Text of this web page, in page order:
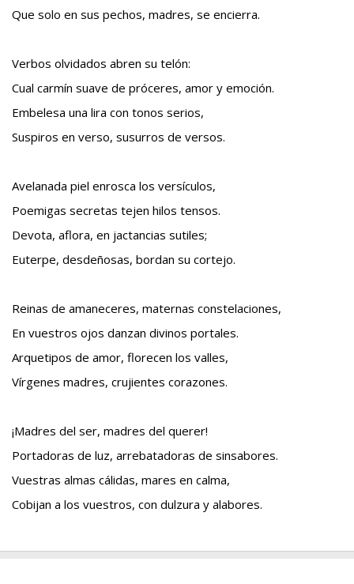
Que solo en sus pechos, madres, se encierra.
Verbos olvidados abren su telón:
Cual carmín suave de próceres, amor y emoción.
Embelesa una lira con tonos serios,
Suspiros en verso, susurros de versos.
Avelanada piel enrosca los versículos,
Poemigas secretas tejen hilos tensos.
Devota, aflora, en jactancias sutiles;
Euterpe, desdeñosas, bordan su cortejo.
Reinas de amaneceres, maternas constelaciones,
En vuestros ojos danzan divinos portales.
Arquetipos de amor, florecen los valles,
Vírgenes madres, crujientes corazones.
¡Madres del ser, madres del querer!
Portadoras de luz, arrebatadoras de sinsabores.
Vuestras almas cálidas, mares en calma,
Cobijan a los vuestros, con dulzura y alabores.